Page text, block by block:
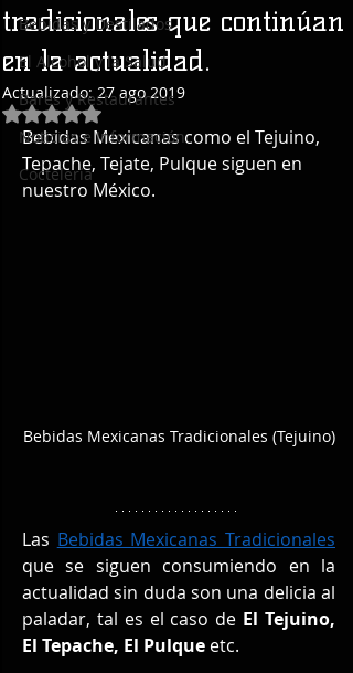
Bebidas y Destilados
El Alcohol y la Salud
Bares y Restaurantes
Noticias e Información
Coctelería
tradicionales que continúan
en la actualidad.
Actualizado:27 ago 2019
Obtuvo NaN de 5 estrellas.
Bebidas Mexicanas como el Tejuino,
Tepache, Tejate, Pulque siguen en
nuestro México.
Bebidas Mexicanas Tradicionales (Tejuino)
Las Bebidas Mexicanas Tradicionales
que se siguen consumiendo en la
actualidad sin duda son una delicia al
paladar, tal es el caso de El Tejuino,
El Tepache, El Pulque etc.